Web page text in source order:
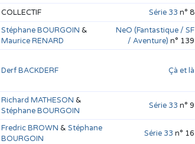
COLLECTIF Série 33 n° 8
Stéphane BOURGOIN &
Maurice RENARD
NeO (Fantastique / SF
/ Aventure) n° 139
Derf BACKDERF Çà et là
Richard MATHESON &
Stéphane BOURGOIN
Série 33 n° 9
Fredric BROWN & Stéphane
BOURGOIN
Série 33 n° 16